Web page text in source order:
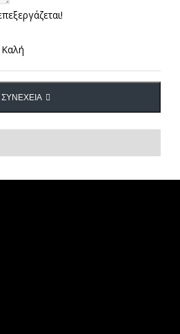
Καλή
ΣΥΝΈΧΕΙΑ